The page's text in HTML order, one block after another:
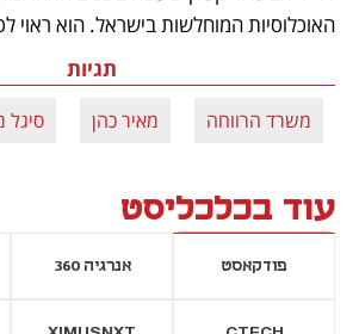
האוכלוסיות המוחלשות בישראל. הוא ראוי
תגיות
משרד הרווחה מאיר כהן סיגל
עוד בכלכליסט
פודקאסט אנרגיה 360